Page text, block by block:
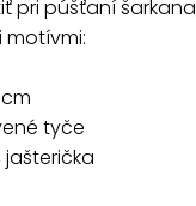
pri púšťaní
motívmi:
tyče